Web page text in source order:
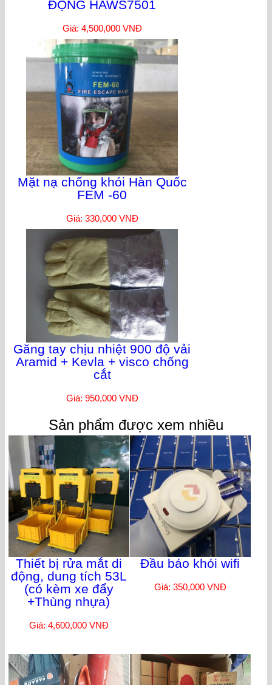
ĐỘNG HAWS7501
Giá: 4,500,000 VNĐ
Mặt nạ chống khói Hàn Quốc
FEM -60
Giá: 330,000 VNĐ
Găng tay chịu nhiệt 900 độ vải
Aramid + Kevla + visco chống
cắt
Giá: 950,000 VNĐ
Sản phẩm được xem nhiều
Thiết bị rửa mắt di
động, dung tích 53L
(có kèm xe đẩy
+Thùng nhựa)
Giá: 4,600,000 VNĐ
Đầu báo khói wifi
Giá: 350,000 VNĐ